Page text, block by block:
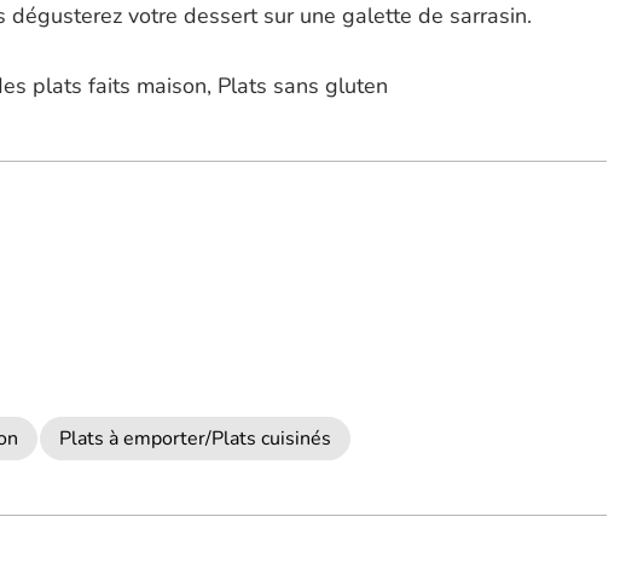
dégusterez votre dessert sur une galette de sarrasin.
plats faits maison, Plats sans gluten
Plats à emporter/Plats cuisinés